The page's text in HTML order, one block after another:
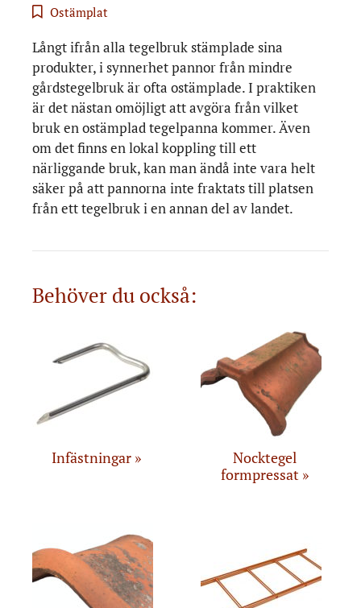
Ostämplat
Långt ifrån alla tegelbruk stämplade sina
produkter, i synnerhet pannor från mindre
gårdstegelbruk är ofta ostämplade. I praktiken
är det nästan omöjligt att avgöra från vilket
bruk en ostämplad tegelpanna kommer. Även
om det finns en lokal koppling till ett
närliggande bruk, kan man ändå inte vara helt
säker på att pannorna inte fraktats till platsen
från ett tegelbruk i en annan del av landet.
Behöver du också:
Infästningar
Nocktegel
formpressat